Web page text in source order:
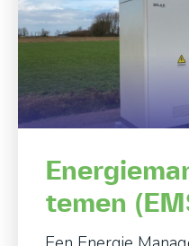
temen